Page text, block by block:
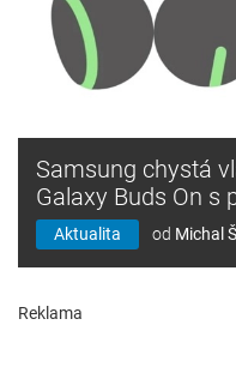
Samsung chystá
Galaxy Buds On s
Aktualita od Michal
Reklama